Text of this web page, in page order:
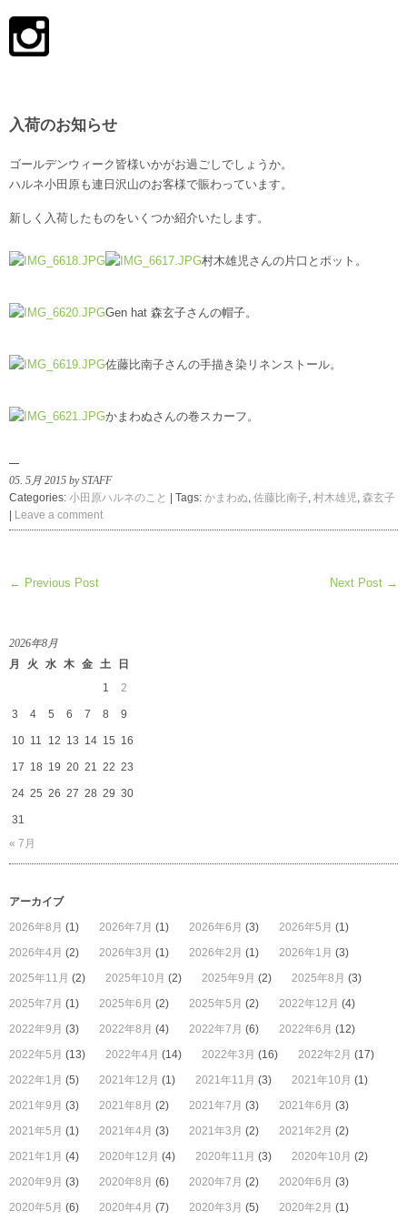
入荷のお知らせ
ゴールデンウィーク皆様いかがお過ごしでしょうか。
ハルネ小田原も連日沢山のお客様で賑わっています。
新しく入荷したものをいくつか紹介いたします。
村木雄児さんの片口とポット。
Gen hat 森玄子さんの帽子。
佐藤比南子さんの手描き染リネンストール。
かまわぬさんの巻スカーフ。
05. 5月 2015 by STAFF
Categories: 小田原ハルネのこと | Tags: かまわぬ, 佐藤比南子, 村木雄児, 森玄子
Leave a comment
← Previous Post Next Post →
2026年8月
月
火 水 木 金 土
日
1
2
3 4 5 6 7 8 9
10 11 12 13 14 15 16
17 18 19 20 21 22 23
24 25 26 27 28 29 30
31
« 7月
アーカイブ
2026年8月 (1) 2026年7月 (1) 2026年6月 (3) 2026年5月 (1)
2026年4月 (2) 2026年3月 (1) 2026年2月 (1) 2026年1月 (3)
2025年11月 (2) 2025年10月 (2) 2025年9月 (2) 2025年8月 (3)
2025年7月 (1) 2025年6月 (2) 2025年5月 (2) 2022年12月 (4)
2022年9月 (3) 2022年8月 (4) 2022年7月 (6) 2022年6月 (12)
2022年5月 (13) 2022年4月 (14) 2022年3月 (16) 2022年2月 (17)
2022年1月 (5) 2021年12月 (1) 2021年11月 (3) 2021年10月 (1)
2021年9月 (3) 2021年8月 (2) 2021年7月 (3) 2021年6月 (3)
2021年5月 (1) 2021年4月 (3) 2021年3月 (2) 2021年2月 (2)
2021年1月 (4) 2020年12月 (4) 2020年11月 (3) 2020年10月 (2)
2020年9月 (3) 2020年8月 (6) 2020年7月 (2) 2020年6月 (3)
2020年5月 (6) 2020年4月 (7) 2020年3月 (5) 2020年2月 (1)